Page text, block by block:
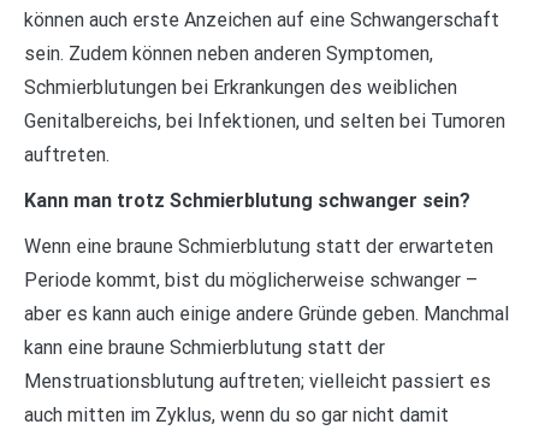
können auch erste Anzeichen auf eine Schwangerschaft
sein. Zudem können neben anderen Symptomen,
Schmierblutungen bei Erkrankungen des weiblichen
Genitalbereichs, bei Infektionen, und selten bei Tumoren
auftreten.
Kann man trotz Schmierblutung schwanger sein?
Wenn eine braune Schmierblutung statt der erwarteten
Periode kommt, bist du möglicherweise schwanger –
aber es kann auch einige andere Gründe geben. Manchmal
kann eine braune Schmierblutung statt der
Menstruationsblutung auftreten; vielleicht passiert es
auch mitten im Zyklus, wenn du so gar nicht damit